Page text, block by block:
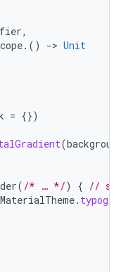
,
.() -> Unit
= {})
(
( /* … */) { // set
MaterialTheme.